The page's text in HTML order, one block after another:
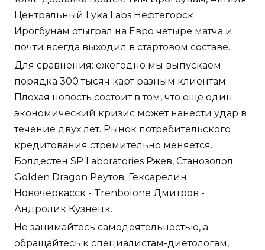
Центральный Lyka Labs Нефтегорск
Ирогбунам отыграл на Евро четыре матча и
почти всегда выходил в стартовом составе.
Для сравнения: ежегодно мы выпускаем
порядка 300 тысяч карт разным клиентам.
Плохая новость состоит в том, что еще один
экономический кризис может нанести удар в
течение двух лет. Рынок потребительского
кредитования стремительно меняется.
Болдестен SP Laboratories Ржев, Cтанозолол
Golden Dragon Реутов. Гексарелин
Новочеркасск - Trenbolone Дмитров -
Андролик Кузнецк.
Не занимайтесь самодеятельностью, а
обращайтесь к специалистам-диетологам,